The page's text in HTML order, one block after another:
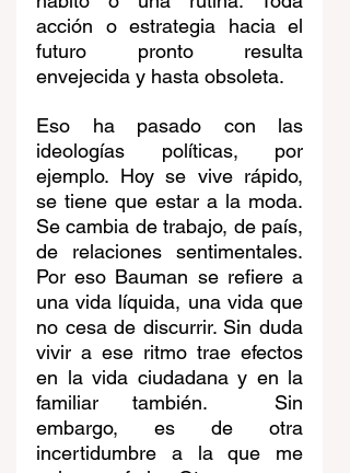
acción o estrategia hacia el
futuro pronto resulta
envejecida y hasta obsoleta.
Eso ha pasado con las
ideologías políticas, por
ejemplo. Hoy se vive rápido,
se tiene que estar a la moda.
Se cambia de trabajo, de país,
de relaciones sentimentales.
Por eso Bauman se refiere a
una vida líquida, una vida que
no cesa de discurrir. Sin duda
vivir a ese ritmo trae efectos
en la vida ciudadana y en la
familiar también.  Sin
embargo, es de otra
incertidumbre a la que me